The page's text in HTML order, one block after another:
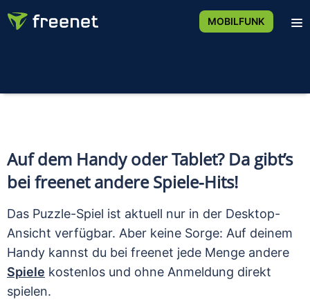
MOBILFUNK
Auf dem Handy oder Tablet? Da gibt’s
bei freenet andere Spiele-Hits!
Das Puzzle-Spiel ist aktuell nur in der Desktop-
Ansicht verfügbar. Aber keine Sorge: Auf deinem
Handy kannst du bei freenet jede Menge andere
Spiele kostenlos und ohne Anmeldung direkt
spielen.